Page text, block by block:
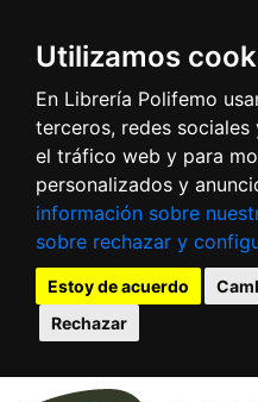
Utilizamos
En Librería Polifemo
terceros, redes
el tráfico web y para
personalizados y
información sobre
sobre rechazar y
Estoy de acuerdo
Rechazar